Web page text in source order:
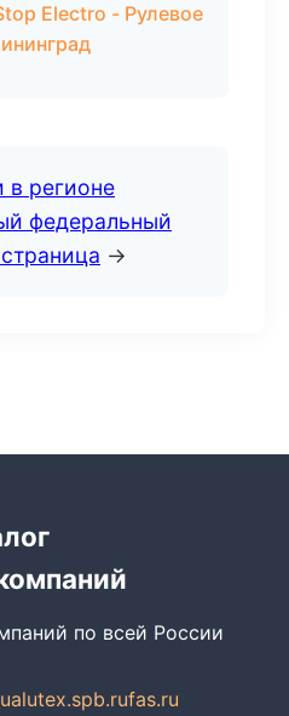
Electro - Рулевое
в регионе
федеральный
→
по всей России
alutex.spb.rufas.ru